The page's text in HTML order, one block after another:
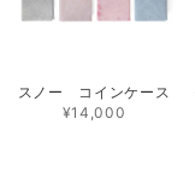
スノー コインケース
¥14,000